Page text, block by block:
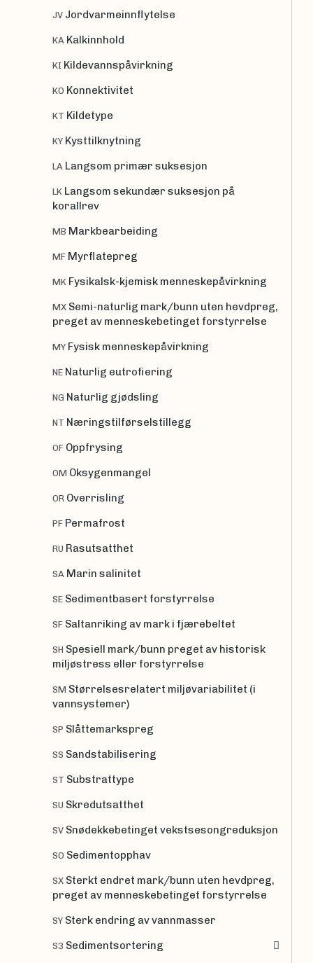
JV Jordvarmeinnflytelse
KA Kalkinnhold
KI Kildevannspåvirkning
KO Konnektivitet
KT Kildetype
KY Kysttilknytning
LA Langsom primær suksesjon
LK Langsom sekundær suksesjon på
korallrev
MB Markbearbeiding
MF Myrflatepreg
MK Fysikalsk-kjemisk menneskepåvirkning
MX Semi-naturlig mark/bunn uten hevdpreg,
preget av menneskebetinget forstyrrelse
MY Fysisk menneskepåvirkning
NE Naturlig eutrofiering
NG Naturlig gjødsling
NT Næringstilførselstillegg
OF Oppfrysing
OM Oksygenmangel
OR Overrisling
PF Permafrost
RU Rasutsatthet
SA Marin salinitet
SE Sedimentbasert forstyrrelse
SF Saltanriking av mark i fjærebeltet
SH Spesiell mark/bunn preget av historisk
miljøstress eller forstyrrelse
SM Størrelsesrelatert miljøvariabilitet (i
vannsystemer)
SP Slåttemarkspreg
SS Sandstabilisering
ST Substrattype
SU Skredutsatthet
SV Snødekkebetinget vekstsesongreduksjon
SO Sedimentopphav
SX Sterkt endret mark/bunn uten hevdpreg,
preget av menneskebetinget forstyrrelse
SY Sterk endring av vannmasser
S3 Sedimentsortering